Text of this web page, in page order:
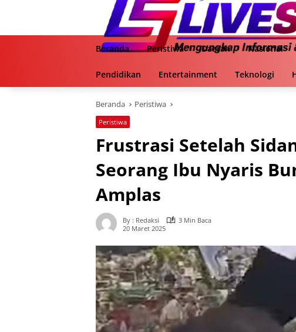
Beranda
Peristiwa Daerah Nasional
Pendidikan Entertainment Teknologi
Beranda Peristiwa
Peristiwa
Frustrasi Setelah
Seorang Ibu Nyaris
Amplas
By : Redaksi
3 Min Baca
20 Maret 2025